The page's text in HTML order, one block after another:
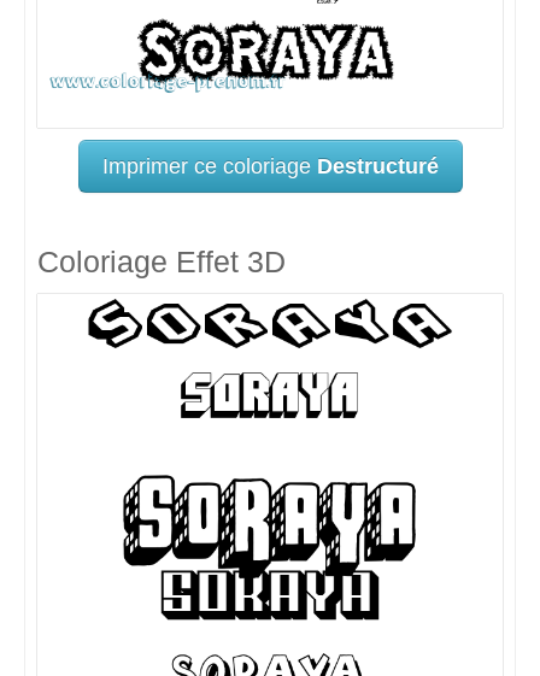
Imprimer ce coloriage Destructuré
Coloriage Effet 3D